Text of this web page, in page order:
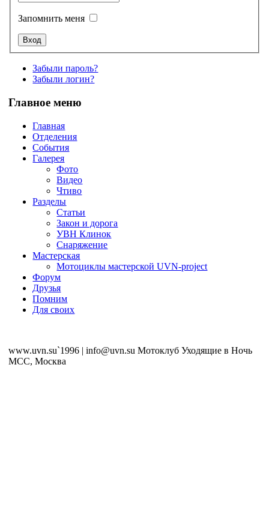
Запомнить меня
Забыли пароль?
Забыли логин?
Главное меню
Главная
Отделения
События
Галерея
Фото
Видео
Чтиво
Разделы
Статьи
Закон и дорога
УВН Клинок
Снаряжение
Мастерская
Мотоциклы мастерской UVN-project
Форум
Друзья
Помним
Для своих
www.uvn.su`1996 | info@uvn.su Мотоклуб Уходящие в Ночь
MCC, Москва